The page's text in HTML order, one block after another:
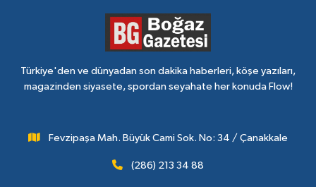
Türkiye'den ve dünyadan son dakika haberleri, köşe yazıları,
magazinden siyasete, spordan seyahate her konuda Flow!
Fevzipaşa Mah. Büyük Cami Sok. No: 34 / Çanakkale
(286) 213 34 88